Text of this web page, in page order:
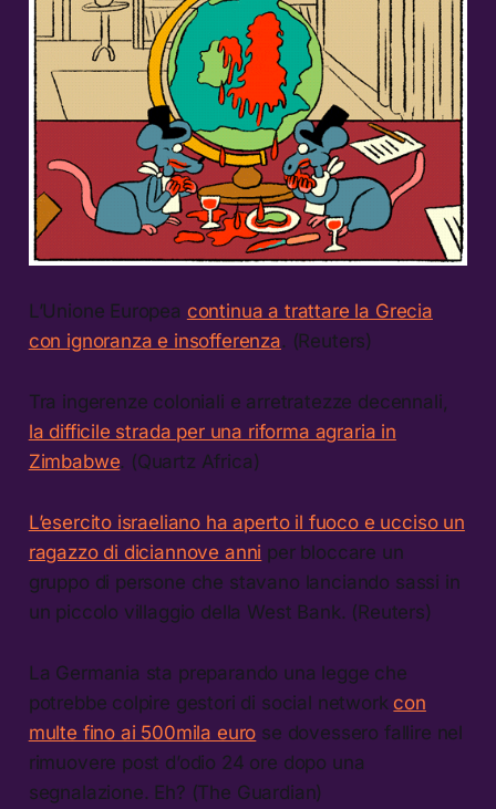
L’Unione Europea continua a trattare la Grecia
con ignoranza e insofferenza. (Reuters)
Tra ingerenze coloniali e arretratezze decennali,
la difficile strada per una riforma agraria in
Zimbabwe. (Quartz Africa)
L’esercito israeliano ha aperto il fuoco e ucciso un
ragazzo di diciannove anni per bloccare un
gruppo di persone che stavano lanciando sassi in
un piccolo villaggio della West Bank. (Reuters)
La Germania sta preparando una legge che
potrebbe colpire gestori di social network con
multe fino ai 500mila euro se dovessero fallire nel
rimuovere post d’odio 24 ore dopo una
segnalazione. Eh? (The Guardian)